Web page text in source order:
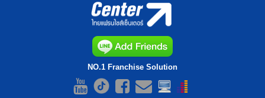
NO.1 Franchise Solution